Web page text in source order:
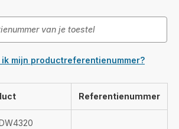
ik mijn productreferentienummer?
Referentienummer